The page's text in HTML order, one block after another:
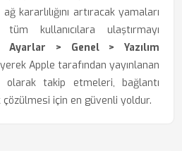
kararlılığını artıracak yamaları
kullanıcılara ulaştırmayı
Ayarlar > Genel > Yazılım
Apple tarafından yayınlanan
olarak takip etmeleri, bağlantı
çözülmesi için en güvenli yoldur.